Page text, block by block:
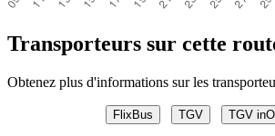
Transporteurs sur cette
Obtenez plus d'informations sur les
FlixBus TGV TGV